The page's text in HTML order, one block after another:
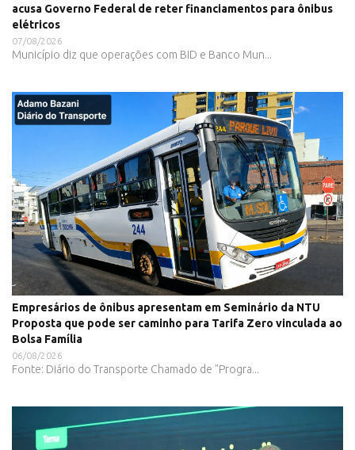
acusa Governo Federal de reter financiamentos para ônibus
elétricos
07/08/2026
Município diz que operações com BID e Banco Mun...
Empresários de ônibus apresentam em Seminário da NTU
Proposta que pode ser caminho para Tarifa Zero vinculada ao
Bolsa Família
06/08/2026
Fonte: Diário do Transporte Chamado de "Progra...